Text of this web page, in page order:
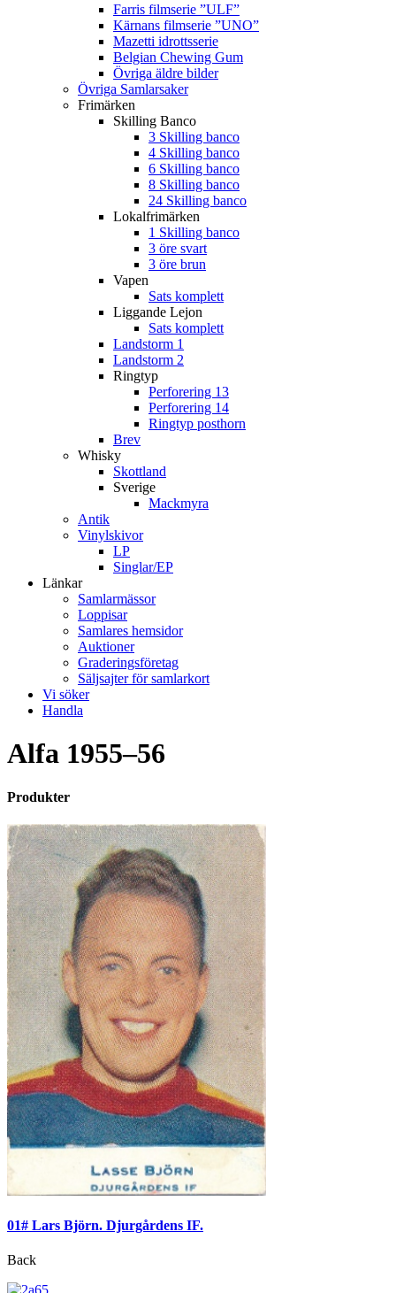
Farris filmserie ”ULF”
Kärnans filmserie ”UNO”
Mazetti idrottsserie
Belgian Chewing Gum
Övriga äldre bilder
Övriga Samlarsaker
Frimärken
Skilling Banco
3 Skilling banco
4 Skilling banco
6 Skilling banco
8 Skilling banco
24 Skilling banco
Lokalfrimärken
1 Skilling banco
3 öre svart
3 öre brun
Vapen
Sats komplett
Liggande Lejon
Sats komplett
Landstorm 1
Landstorm 2
Ringtyp
Perforering 13
Perforering 14
Ringtyp posthorn
Brev
Whisky
Skottland
Sverige
Mackmyra
Antik
Vinylskivor
LP
Singlar/EP
Länkar
Samlarmässor
Loppisar
Samlares hemsidor
Auktioner
Graderingsföretag
Säljsajter för samlarkort
Vi söker
Handla
Alfa 1955–56
Produkter
01# Lars Björn. Djurgårdens IF.
Back